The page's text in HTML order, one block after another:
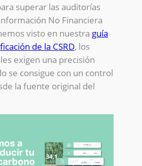
superar las auditorías
No Financiera
visto en nuestra guía
de la CSRD, los
exigen una precisión
se consigue con un control
la fuente original del